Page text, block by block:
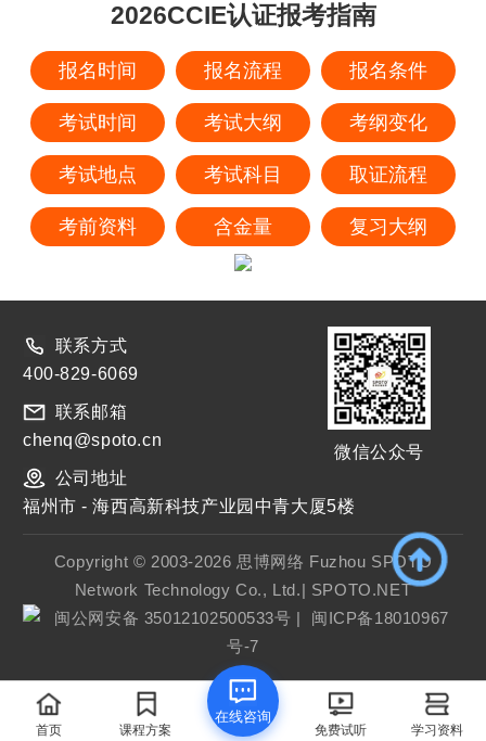
2026CCIE认证报考指南
报名时间 报名流程 报名条件
考试时间 考试大纲 考纲变化
考试地点 考试科目 取证流程
考前资料 含金量 复习大纲
联系方式
400-829-6069
联系邮箱
chenq@spoto.cn
公司地址
微信公众号
福州市 - 海西高新科技产业园中青大厦5楼
Copyright © 2003-2026 思博网络 Fuzhou SPOTO
Network Technology Co., Ltd.| SPOTO.NET
闽公网安备 35012102500533号 | 闽ICP备18010967
号-7
首页 课程方案
在线咨询
免费试听 学习资料